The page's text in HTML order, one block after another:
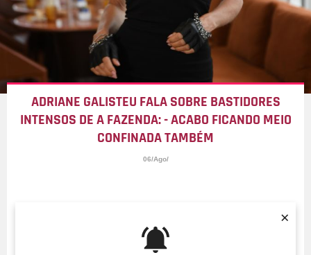
×
ADRIANE GALISTEU FALA SOBRE BASTIDORES
INTENSOS DE A FAZENDA: - ACABO FICANDO MEIO
CONFINADA TAMBÉM
06/Ago/